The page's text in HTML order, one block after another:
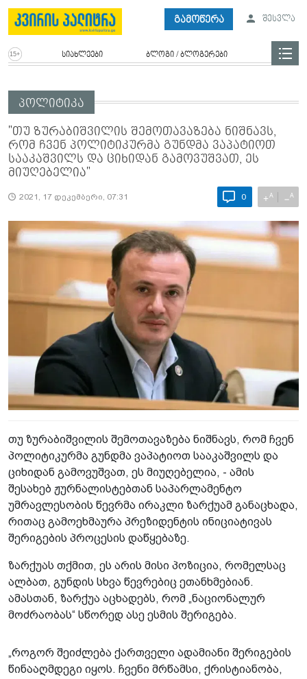
გამოწერა შესვლა
სიახლეები ბლოგი / ბლოგერები
პოლიტიკა
"თუ ზურაბიშვილის შემოთავაზება ნიშნავს,
რომ ჩვენ პოლიტიკურმა გუნდმა ვაპატიოთ
სააკაშვილს და ციხიდან გამოვუშვათ, ეს
მიუღებელია"
2021, 17 დეკემბერი, 07:31 0 +A −A
თუ ზურაბიშვილის შემოთავაზება ნიშნავს, რომ ჩვენ
პოლიტიკურმა გუნდმა ვაპატიოთ სააკაშვილს და
ციხიდან გამოვუშვათ, ეს მიუღებელია, - ამის
შესახებ ჟურნალისტებთან საპარლამენტო
უმრავლესობის წევრმა ირაკლი ზარქუამ განაცხადა,
რითაც გამოეხმაურა პრეზიდენტის ინიციატივას
შერიგების პროცესის დაწყებაზე.
ზარქუას თქმით, ეს არის მისი პოზიცია, რომელსაც
ალბათ, გუნდის სხვა წევრებიც ეთანხმებიან.
ამასთან, ზარქუა აცხადებს, რომ „ნაციონალურ
მოძრაობას“ სწორედ ასე ესმის შერიგება.
„როგორ შეიძლება ქართველი ადამიანი შერიგების
წინააღმდეგი იყოს. ჩვენი მრწამსი, ქრისტიანობა,